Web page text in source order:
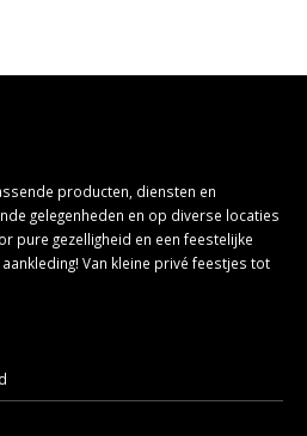
producten, diensten en
gelegenheden en op diverse locaties
pure gezelligheid en een feestelijke
Van kleine privé feestjes tot